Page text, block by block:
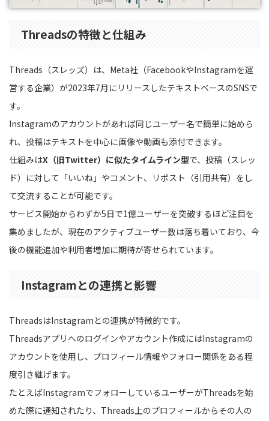
Threadsの特徴と仕組み
Threads（スレッズ）は、Meta社（FacebookやInstagramを運
営する企業）が2023年7月にリリースしたテキストベースのSNSで
す。
Instagramのアカウントがあれば同じユーザー名で簡単に始めら
れ、投稿はテキストを中心に画像や動画も添付できます。
仕組みはX（旧Twitter）に似たタイムライン型で、投稿（スレッ
ド）に対して「いいね」やコメント、リポスト（引用共有）をし
て交流することが可能です。
サービス開始からわずか5日で1億ユーザーを突破するほど注目を
集めましたが、現在のアクティブユーザー数は落ち着いており、今
後の機能追加や利用者増加に期待が寄せられています。
Instagramとの連携と影響
ThreadsはInstagramとの連携が特徴的です。
Threadsアプリへのログインやアカウント作成にはInstagramの
アカウントを使用し、プロフィール情報やフォロー関係をある程
度引き継げます。
たとえばInstagramでフォローしているユーザーがThreadsを始
めた際に通知されたり、Threads上のプロフィールからその人の